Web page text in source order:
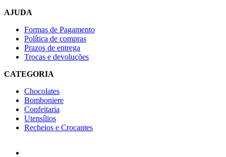
AJUDA
Formas de Pagamento
Política de compras
Prazos de entrega
Trocas e devoluções
CATEGORIA
Chocolates
Bomboniere
Confeitaria
Utensílios
Recheios e Crocantes